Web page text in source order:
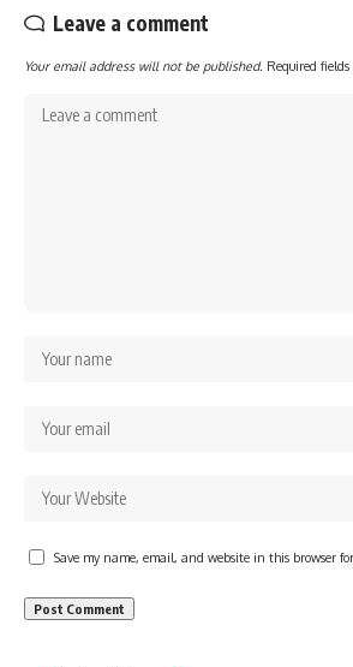
Leave a comment
Your email address will not be published. Required
Save my name, email, and website in this browser